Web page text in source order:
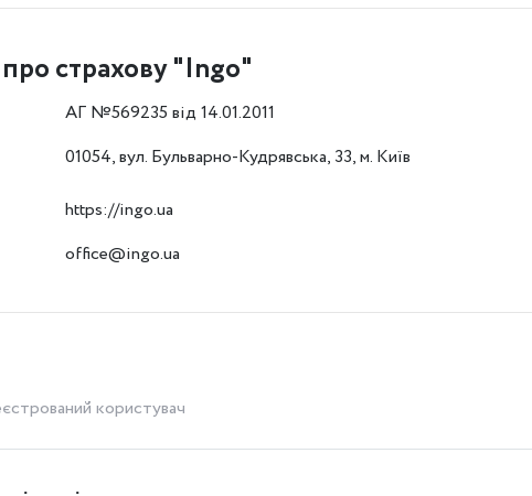
страхову "Ingo"
АГ №569235 від 14.01.2011
01054, вул. Бульварно-Кудрявська, 33, м. Київ
https://ingo.ua
office@ingo.ua
користувач